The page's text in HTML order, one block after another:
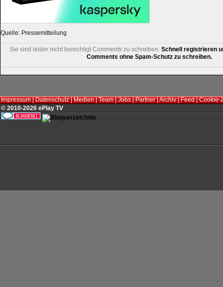
Quelle: Pressemitteilung
Sie sind leider nicht berechtigt Comments zu schreiben. Schnell registrieren
Comments ohne Spam-Schutz zu schreiben.
Impressum|Datenschutz|Medien|Team|Jobs|Partner|Archiv|Feed|Cookie-
© 2010-2026 ePlay TV